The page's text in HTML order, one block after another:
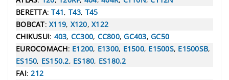
BERETTA:T41, T43, T45
BOBCAT: X119, X120, X122
CHIKUSUI: 403, CC300, CC800,GC403, GC50
EUROCOMACH: E1200, E1300, E1500, E1500S, E1500SB,
ES150, ES150.2, ES180, ES180.2
FAI:212